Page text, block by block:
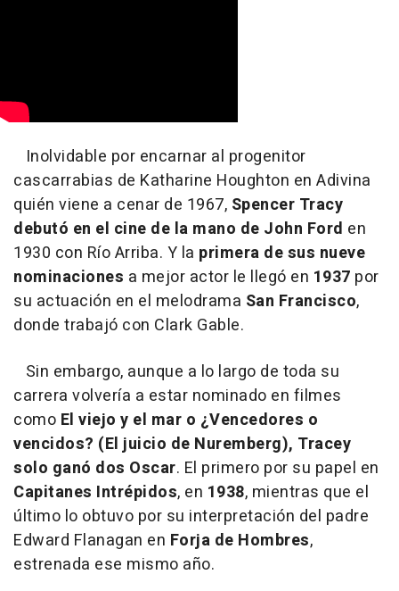
Inolvidable por encarnar al progenitor
cascarrabias de Katharine Houghton en Adivina
quién viene a cenar de 1967, Spencer Tracy
debutó en el cine de la mano de John Ford en
1930 con Río Arriba. Y la primera de sus nueve
nominaciones a mejor actor le llegó en 1937 por
su actuación en el melodrama San Francisco,
donde trabajó con Clark Gable.
Sin embargo, aunque a lo largo de toda su
carrera volvería a estar nominado en filmes
como El viejo y el mar o ¿Vencedores o
vencidos? (El juicio de Nuremberg), Tracey
solo ganó dos Oscar. El primero por su papel en
Capitanes Intrépidos, en 1938, mientras que el
último lo obtuvo por su interpretación del padre
Edward Flanagan en Forja de Hombres,
estrenada ese mismo año.